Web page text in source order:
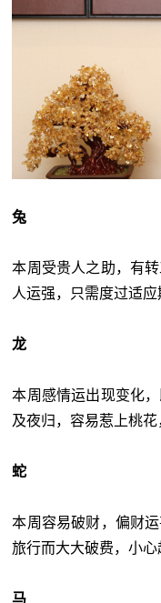
兔
本周受贵人之助，有
人运强，只需度过适应
龙
本周感情运出现变化
及夜归，容易惹上桃花
蛇
本周容易破财，偏财
旅行而大大破费，小心
马